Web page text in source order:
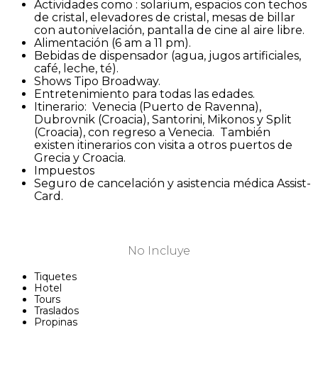
Actividades como : solarium, espacios con techos
de cristal, elevadores de cristal, mesas de billar
con autonivelación, pantalla de cine al aire libre.
Alimentación (6 am a 11 pm).
Bebidas de dispensador (agua, jugos artificiales,
café, leche, té).
Shows Tipo Broadway.
Entretenimiento para todas las edades.
Itinerario: Venecia (Puerto de Ravenna),
Dubrovnik (Croacia), Santorini, Mikonos y Split
(Croacia), con regreso a Venecia. También
existen itinerarios con visita a otros puertos de
Grecia y Croacia.
Impuestos
Seguro de cancelación y asistencia médica Assist-
Card.
No Incluye
Tiquetes
Hotel
Tours
Traslados
Propinas